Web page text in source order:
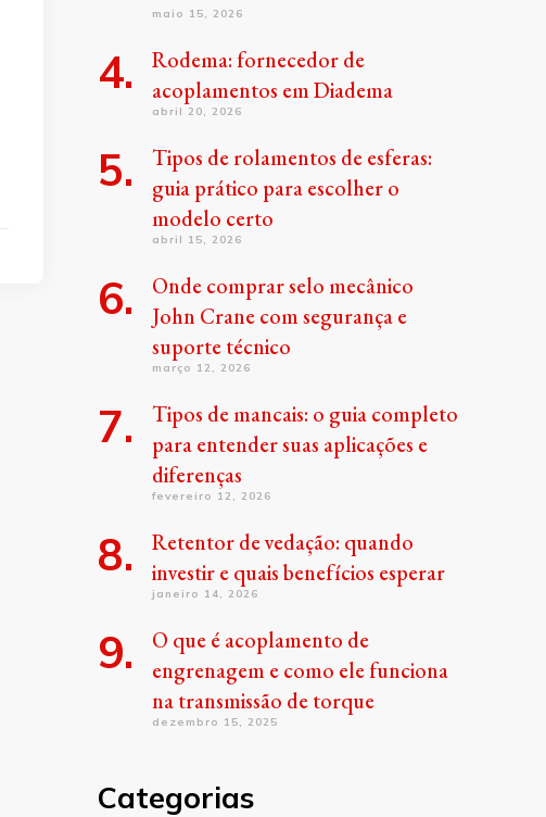
maio 15, 2026
Rodema: fornecedor de
acoplamentos em Diadema
abril 20, 2026
Tipos de rolamentos de esferas:
guia prático para escolher o
modelo certo
abril 15, 2026
Onde comprar selo mecânico
John Crane com segurança e
suporte técnico
março 12, 2026
Tipos de mancais: o guia completo
para entender suas aplicações e
diferenças
fevereiro 12, 2026
Retentor de vedação: quando
investir e quais benefícios esperar
janeiro 14, 2026
O que é acoplamento de
engrenagem e como ele funciona
na transmissão de torque
dezembro 15, 2025
Categorias